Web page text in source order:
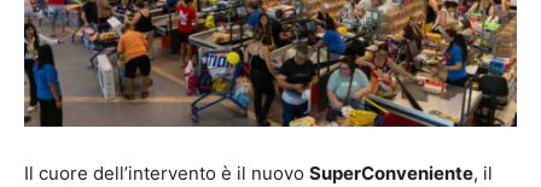
Il cuore dell’intervento è il nuovo SuperConveniente, il